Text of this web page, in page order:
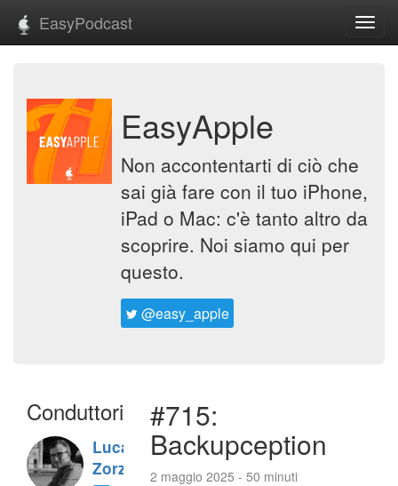
EasyPodcast
EasyApple
Non accontentarti di ciò che
sai già fare con il tuo iPhone,
iPad o Mac: c'è tanto altro da
scoprire. Noi siamo qui per
questo.
@easy_apple
Conduttori
Luca
Zorzi
#715:
Backupception
2 maggio 2025 - 50 minuti